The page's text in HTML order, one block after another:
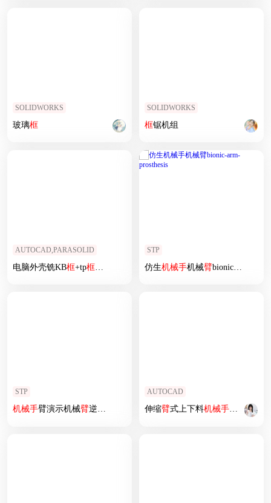
SOLIDWORKS
玻璃框
SOLIDWORKS
框锯机组
AUTOCAD,PARASOLID
电脑外壳铣KB框+tp框治具模型
STP
仿生机械手机械臂bionic-arm-prosthesis
STP
机械手臂演示机械臂逆运动学演示
AUTOCAD
伸缩臂式上下料机械手液压系统